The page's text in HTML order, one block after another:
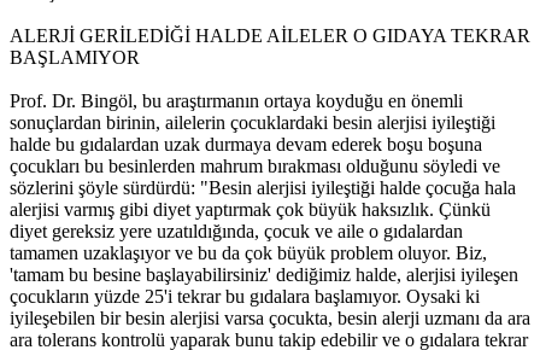
ALERJİ GERİLEDİĞİ HALDE AİLELER O GIDAYA TEKRAR
BAŞLAMIYOR
Prof. Dr. Bingöl, bu araştırmanın ortaya koyduğu en önemli
sonuçlardan birinin, ailelerin çocuklardaki besin alerjisi iyileştiği
halde bu gıdalardan uzak durmaya devam ederek boşu boşuna
çocukları bu besinlerden mahrum bırakması olduğunu söyledi ve
sözlerini şöyle sürdürdü: "Besin alerjisi iyileştiği halde çocuğa hala
alerjisi varmış gibi diyet yaptırmak çok büyük haksızlık. Çünkü
diyet gereksiz yere uzatıldığında, çocuk ve aile o gıdalardan
tamamen uzaklaşıyor ve bu da çok büyük problem oluyor. Biz,
'tamam bu besine başlayabilirsiniz' dediğimiz halde, alerjisi iyileşen
çocukların yüzde 25'i tekrar bu gıdalara başlamıyor. Oysaki ki
iyileşebilen bir besin alerjisi varsa çocukta, besin alerji uzmanı da ara
ara tolerans kontrolü yaparak bunu takip edebilir ve o gıdalara tekrar